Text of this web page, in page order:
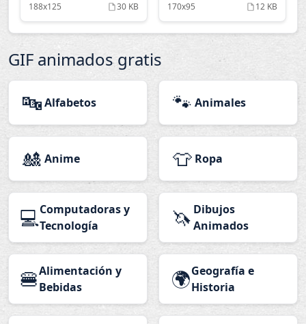
188x125 30 KB 170x95 12 KB
GIF animados gratis
🔤Alfabetos 🐾 Animales
🎎 Anime 👕 Ropa
💻Computadoras y
Tecnología
🦄 Dibujos
Animados
🍔Alimentación y
Bebidas
🌍Geografía e
Historia